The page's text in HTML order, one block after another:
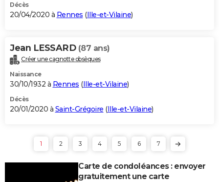
Décès
20/04/2020 à Rennes (Ille-et-Vilaine)
Jean LESSARD (87 ans)
Créer une cagnotte obsèques
Naissance
30/10/1932 à Rennes (Ille-et-Vilaine)
Décès
20/01/2020 à Saint-Grégoire (Ille-et-Vilaine)
1 2 3 4 5 6 7
Carte de condoléances : envoyer
gratuitement une carte